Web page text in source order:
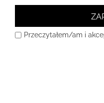
Przeczytałem/am i